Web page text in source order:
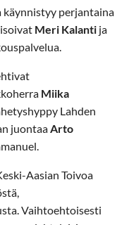
perjantaina
Meri Kalanti ja
Miika
Lahden
juontaa Arto
Aasian Toivoa
Vaihtoehtoisesti